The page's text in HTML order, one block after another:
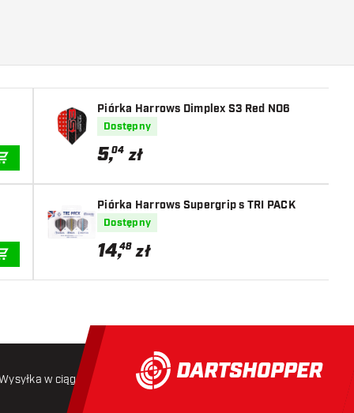
DODAJ DO KOSZYKA
Piórka Harrows Dimplex S3 Red NO6
Dostępny
5,04 zł
Piórka Harrows Supergrip s TRI PACK
Dostępny
14,48 zł
w ciągu 24 godzin Darmowa wysyłka od 250 złoty